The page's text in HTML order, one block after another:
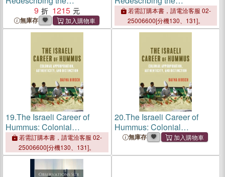
Descriptions of Modernity
9 1215
無庫存
Descriptions of Modernity
若需訂購本書，請電洽客服 02-
25006600[分機130、131]。
19.The Israeli Career of
Hummus: Colonial
Appropriation, Authenticity,
and Distinction
若需訂購本書，請電洽客服 02-
25006600[分機130、131]。
20.The Israeli Career of
Hummus: Colonial
Appropriation, Authenticity,
無庫存